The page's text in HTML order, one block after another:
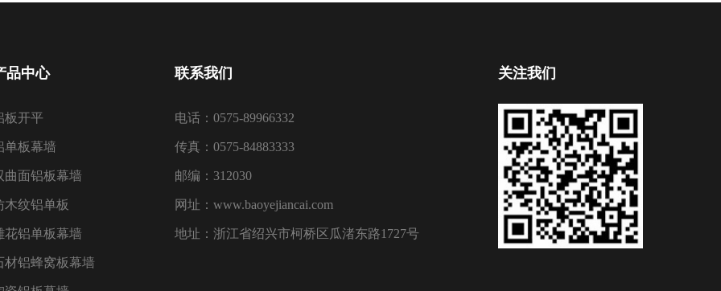
品中心
板开平
单板幕墙
曲面铝板幕墙
木纹铝单板
花铝单板幕墙
材铝蜂窝板幕墙
联系我们
电话：0575-89966332
传真：0575-84883333
邮编：312030
网址：www.baoyejiancai.com
地址：浙江省绍兴市柯桥区瓜渚东路1727号
关注我们